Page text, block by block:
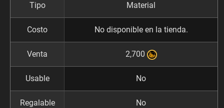
Tipo Material
Costo No disponible en la tienda.
Venta 2,700
Usable No
Regalable No